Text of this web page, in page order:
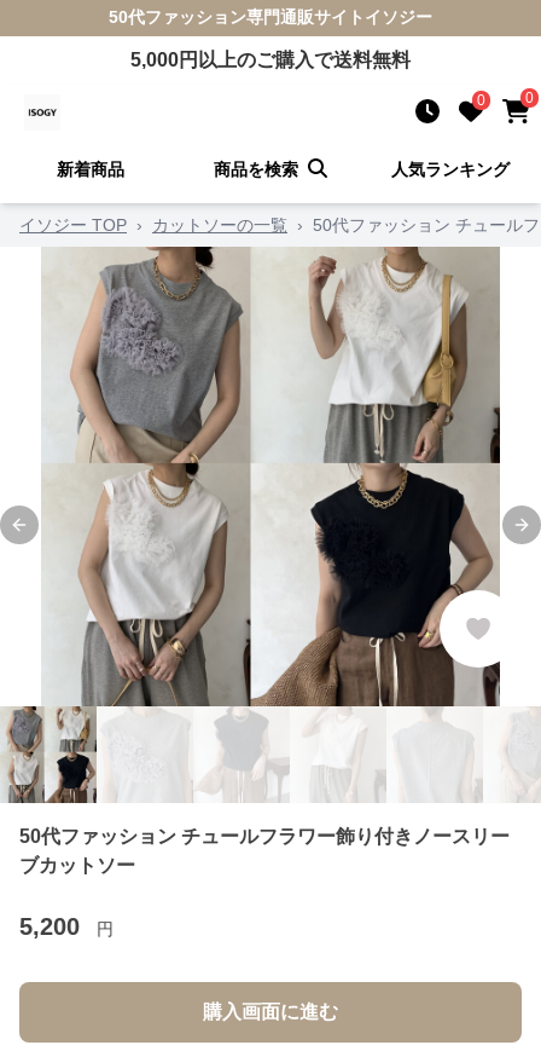
50代ファッション専門通販サイト イソジー
5,000円以上のご購入で送料無料
0 0
新着商品 商品を検索 人気ランキング
イソジー TOP › カットソーの一覧 › 50代ファッション チュール
Previous slide
50代ファッション チュールフラワー飾り付きノースリー
ブカットソー
5,200 円
購入画面に進む